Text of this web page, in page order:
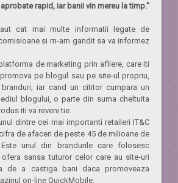
rapid, iar banii vin mereu la timp.”
cat mai multe informatii legate de
si m-am gandit sa va informez
de marketing prin afliere, care iti
pe blogul sau pe site-ul propriu,
iar cand un cititor cumpara un
blogului, o parte din suma cheltuita
iti va reveni tie.
dintre cei mai importanti retaileri IT&C
de afaceri de peste 45 de milioane de
unul din brandurile care folosesc
sansa tuturor celor care au site-uri
de a castiga bani daca promoveaza
on-line QuickMobile.